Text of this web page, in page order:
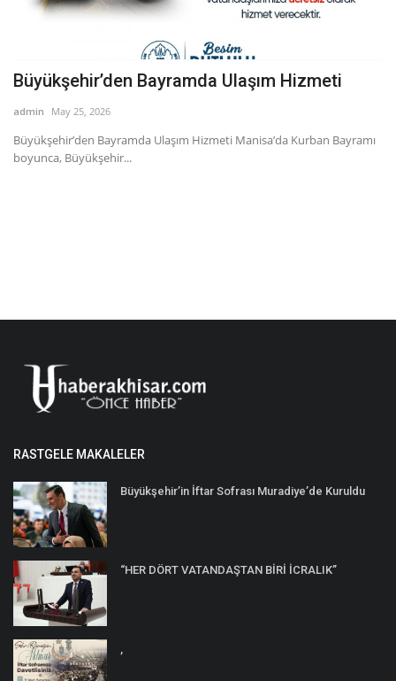
Bayramı
“Borcu olan tüm kamu kurumlarını
admin
TBMM Plan ve Bütçe Komisyonu Üyesi, Manisa Milletvekili
Vehbi Bakırlıoğlu...
RASTGELE MAKALELER
Büyükşehir’in İftar Sofrası Muradiye’de Kuruldu
“HER DÖRT VATANDAŞTAN BİRİ İCRALIK”